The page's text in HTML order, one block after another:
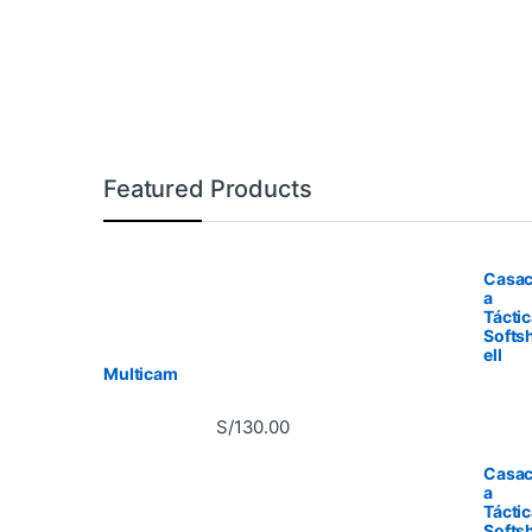
Featured Products
Casac
a
ell
Multicam
S/130.00
Casac
a